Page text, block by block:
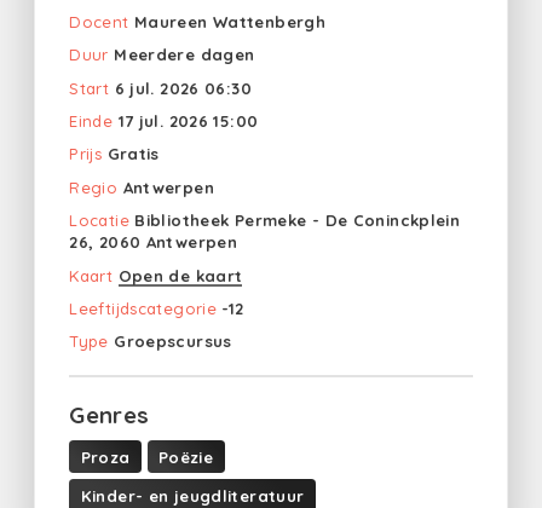
Docent Maureen Wattenbergh
Duur Meerdere dagen
Start 6 jul. 2026 06:30
Einde 17 jul. 2026 15:00
Prijs Gratis
Regio Antwerpen
Locatie Bibliotheek Permeke - De Coninckplein
26, 2060 Antwerpen
Kaart Open de kaart
Leeftijdscategorie -12
Type Groepscursus
Genres
Proza Poëzie
Kinder- en jeugdliteratuur